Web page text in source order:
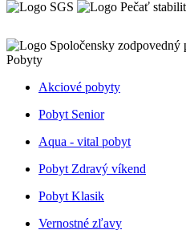
Pobyty
Akciové pobyty
Pobyt Senior
Aqua - vital pobyt
Pobyt Zdravý víkend
Pobyt Klasik
Vernostné zľavy